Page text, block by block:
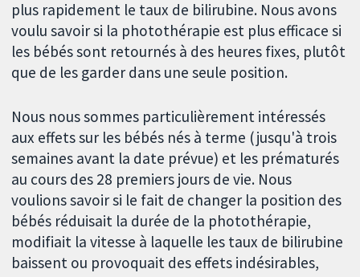
plus rapidement le taux de bilirubine. Nous avons
voulu savoir si la photothérapie est plus efficace si
les bébés sont retournés à des heures fixes, plutôt
que de les garder dans une seule position.
Nous nous sommes particulièrement intéressés
aux effets sur les bébés nés à terme (jusqu'à trois
semaines avant la date prévue) et les prématurés
au cours des 28 premiers jours de vie. Nous
voulions savoir si le fait de changer la position des
bébés réduisait la durée de la photothérapie,
modifiait la vitesse à laquelle les taux de bilirubine
baissent ou provoquait des effets indésirables,